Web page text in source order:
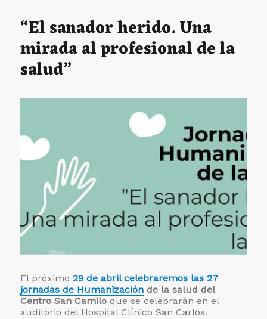
“El sanador herido. Una
mirada al profesional de la
salud”
El próximo 29 de abril celebraremos las 27
jornadas de Humanización de la salud del
Centro San Camilo que se celebrarán en el
auditorio del Hospital Clínico San Carlos.